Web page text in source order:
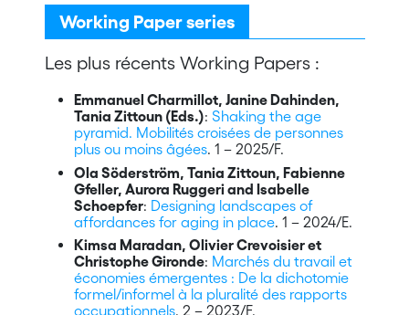
Working Paper series
Les plus récents Working Papers :
Emmanuel Charmillot, Janine Dahinden,
Tania Zittoun (Eds.): Shaking the age
pyramid. Mobilités croisées de personnes
plus ou moins âgées. 1 – 2025/F.
Ola Söderström, Tania Zittoun, Fabienne
Gfeller, Aurora Ruggeri and Isabelle
Schoepfer: Designing landscapes of
affordances for aging in place. 1 – 2024/E.
Kimsa Maradan, Olivier Crevoisier et
Christophe Gironde: Marchés du travail et
économies émergentes : De la dichotomie
formel/informel à la pluralité des rapports
occupationnels. 2 – 2023/F.